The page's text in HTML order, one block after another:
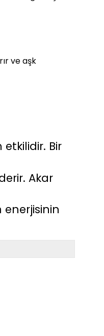
ve aşk
Bir
Akar